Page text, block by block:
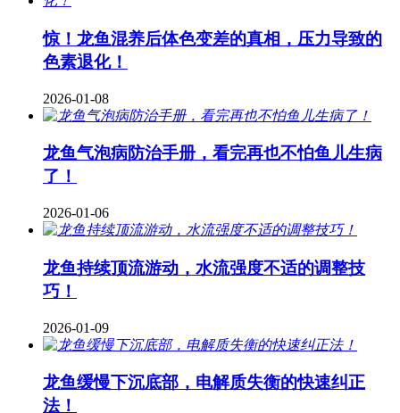
惊！龙鱼混养后体色变差的真相，压力导致的
色素退化！
2026-01-08
龙鱼气泡病防治手册，看完再也不怕鱼儿生病
了！
2026-01-06
龙鱼持续顶流游动，水流强度不适的调整技
巧！
2026-01-09
龙鱼缓慢下沉底部，电解质失衡的快速纠正
法！